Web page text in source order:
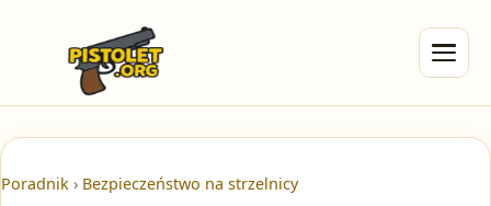
Poradnik › Bezpieczeństwo na strzelnicy